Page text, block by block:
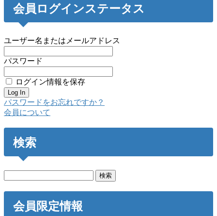
会員ログインステータス
ユーザー名またはメールアドレス
パスワード
ログイン情報を保存
パスワードをお忘れですか？
会員について
検索
会員限定情報